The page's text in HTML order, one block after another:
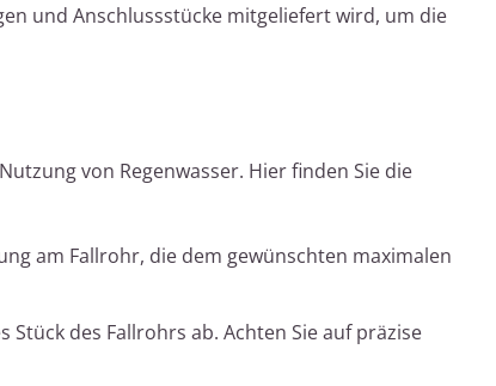
und Anschlussstücke mitgeliefert wird, um die
von Regenwasser. Hier finden Sie die
am Fallrohr, die dem gewünschten maximalen
Stück des Fallrohrs ab. Achten Sie auf präzise